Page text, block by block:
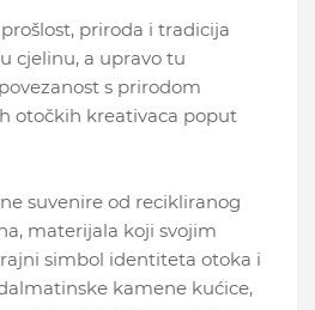
priroda i tradicija
cjelinu, a upravo tu
s prirodom
otočkih kreativaca poput
suvenire od recikliranog
materijala koji svojim
simbol identiteta otoka i
kamene kućice,